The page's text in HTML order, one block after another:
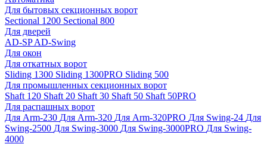
Для бытовых секционных ворот
Sectional 1200 Sectional 800
Для дверей
AD-SPAD-Swing
Для окон
Для откатных ворот
Sliding 1300 Sliding 1300PRO Sliding 500
Для промышленных секционных ворот
Shaft 120 Shaft 20 Shaft 30 Shaft 50 Shaft 50PRO
Для распашных ворот
Для Arm-230 Для Arm-320 Для Arm-320PRO Для Swing-24 Для
Swing-2500 Для Swing-3000 Для Swing-3000PRO Для Swing-
4000